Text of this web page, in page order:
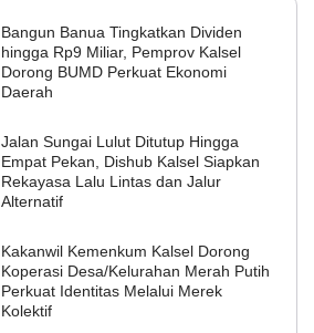
Bangun Banua Tingkatkan Dividen
hingga Rp9 Miliar, Pemprov Kalsel
Dorong BUMD Perkuat Ekonomi
Daerah
Jalan Sungai Lulut Ditutup Hingga
Empat Pekan, Dishub Kalsel Siapkan
Rekayasa Lalu Lintas dan Jalur
Alternatif
Kakanwil Kemenkum Kalsel Dorong
Koperasi Desa/Kelurahan Merah Putih
Perkuat Identitas Melalui Merek
Kolektif